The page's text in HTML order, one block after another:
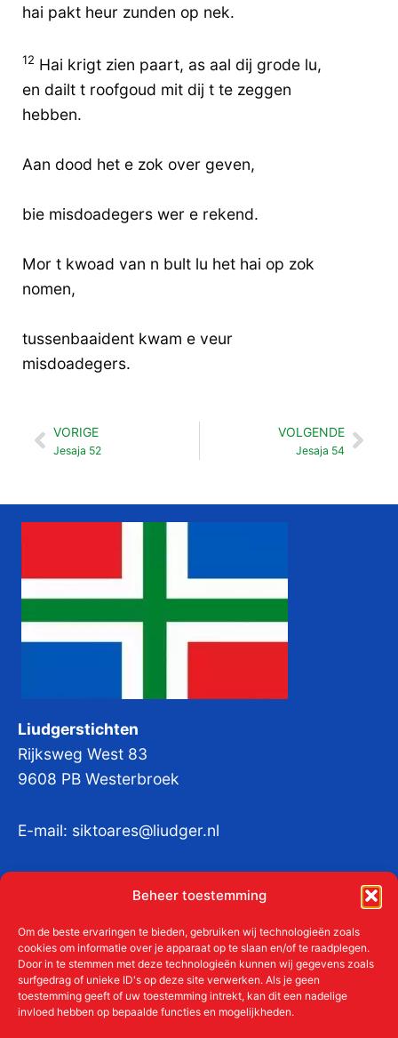
Beheer toestemming
Om de beste ervaringen te bieden, gebruiken wij technologieën zoals
cookies om informatie over je apparaat op te slaan en/of te raadplegen.
Door in te stemmen met deze technologieën kunnen wij gegevens zoals
surfgedrag of unieke ID's op deze site verwerken. Als je geen
toestemming geeft of uw toestemming intrekt, kan dit een nadelige
invloed hebben op bepaalde functies en mogelijkheden.
hai pakt heur zunden op nek.
12 Hai krigt zien paart, as aal dij grode lu,
en dailt t roofgoud mit dij t te zeggen
hebben.
Aan dood het e zok over geven,
bie misdoadegers wer e rekend.
Mor t kwoad van n bult lu het hai op zok
nomen,
tussenbaaident kwam e veur
misdoadegers.
Vorige
VORIGE
Jesaja 52
VOLGENDE
Jesaja 54
Liudgerstichten
Rijksweg West 83
9608 PB Westerbroek
E-mail: siktoares@liudger.nl
KvKnr:41011712
Meer over de Liudgerstichten